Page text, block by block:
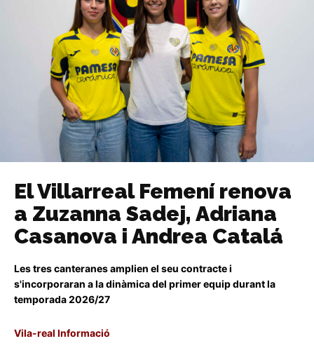
El Villarreal Femení renova
a Zuzanna Sadej, Adriana
Casanova i Andrea Catalá
Les tres canteranes amplien el seu contracte i
s'incorporaran a la dinàmica del primer equip durant la
temporada 2026/27
Vila-real Informació